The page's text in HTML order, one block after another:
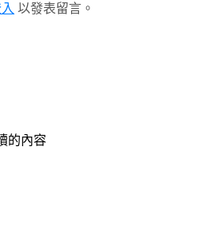
以發表留言。
的內容